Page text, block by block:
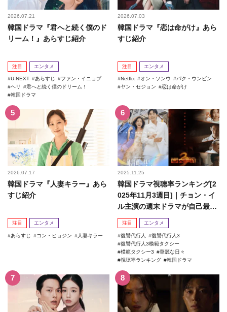
2026.07.21
韓国ドラマ『君へと続く僕のド
リーム！』あらすじ紹介
注目 エンタメ
U-NEXT あらすじ
ファン・イニョプ
ヘリ
君へと続く僕のドリーム！
韓国ドラマ
2026.07.03
韓国ドラマ『恋は命がけ』あら
すじ紹介
注目 エンタメ
Netflix オン・ソンウ
パク・ウンビン
ヤン・セジョン
恋は命がけ
2026.07.17
韓国ドラマ『人妻キラー』あら
すじ紹介
注目 エンタメ
あらすじ コン・ヒョジン 人妻キラー
2025.11.25
韓国ドラマ視聴率ランキング[2
025年11月3週目]｜チョン・イ
ル主演の週末ドラマが自己最高
記録を更新！
注目 エンタメ
復讐代行人
復讐代行人3
復讐代行人3模範タクシー
模範タクシー3
華麗な日々
視聴率ランキング
韓国ドラマ